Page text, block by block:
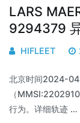
LARS
9294379
HIFLEET
北京时间2024-
（
行为。详细轨迹 …